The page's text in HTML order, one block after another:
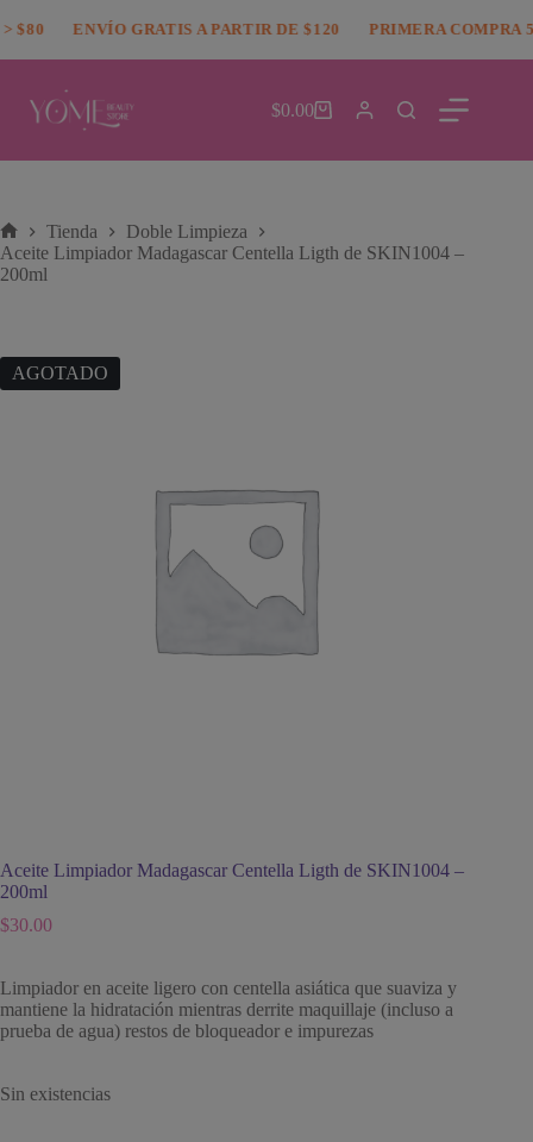
al$80 ENVÍO GRATIS A PARTIR DE $120 PRIMERA COMPRA
Carro
compra
$0.00
Inicio
Tienda
Doble Limpieza
Aceite Limpiador Madagascar Centella Ligth de SKIN1004 –
200ml
AGOTADO
Aceite Limpiador Madagascar Centella Ligth de SKIN1004 –
200ml
$30.00
Limpiador en aceite ligero con centella asiática que suaviza y
mantiene la hidratación mientras derrite maquillaje (incluso a
prueba de agua) restos de bloqueador e impurezas
Sin existencias